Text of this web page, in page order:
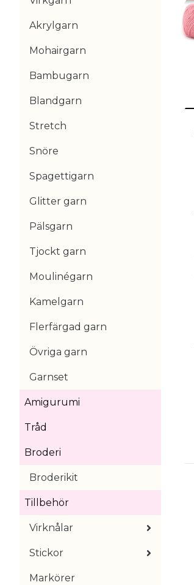
Akrylgarn
Mohairgarn
Bambugarn
Blandgarn
Stretch
Snöre
Spagettigarn
Glitter garn
Pälsgarn
Tjockt garn
Moulinégarn
Kamelgarn
Flerfärgad garn
Övriga garn
Garnset
Amigurumi
Tråd
Broderi
Broderikit
Tillbehör
Virknålar
Stickor
Markörer